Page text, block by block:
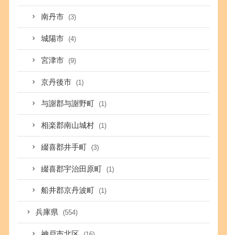
南丹市 (3)
城陽市 (4)
宮津市 (9)
京丹後市 (1)
与謝郡与謝野町 (1)
相楽郡南山城村 (1)
綴喜郡井手町 (3)
綴喜郡宇治田原町 (1)
船井郡京丹波町 (1)
兵庫県 (554)